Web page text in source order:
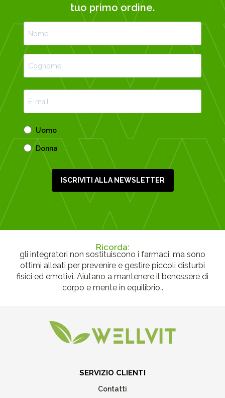
tuo primo ordine.
Uomo
Donna
ISCRIVITI ALLA NEWSLETTER
Ricorda:
gli integratori non sostituiscono i farmaci, ma sono
ottimi alleati per prevenire e gestire piccoli disturbi
fisici ed emotivi. Aiutano a mantenere il benessere di
corpo e mente in equilibrio..
SERVIZIO CLIENTI
Contatti